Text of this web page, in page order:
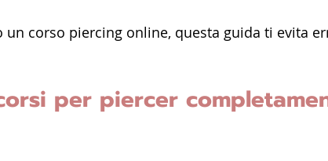
un corso piercing online, questa guida ti evita
per piercer